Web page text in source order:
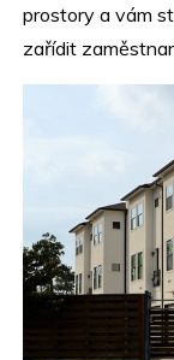
prostory a vám
zařídit